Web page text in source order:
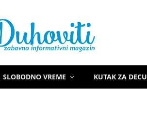
SLOBODNO VREME KUTAK ZA DECU